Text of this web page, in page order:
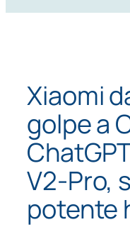
Xiaomi
golpe a
V2-Pro,
potente